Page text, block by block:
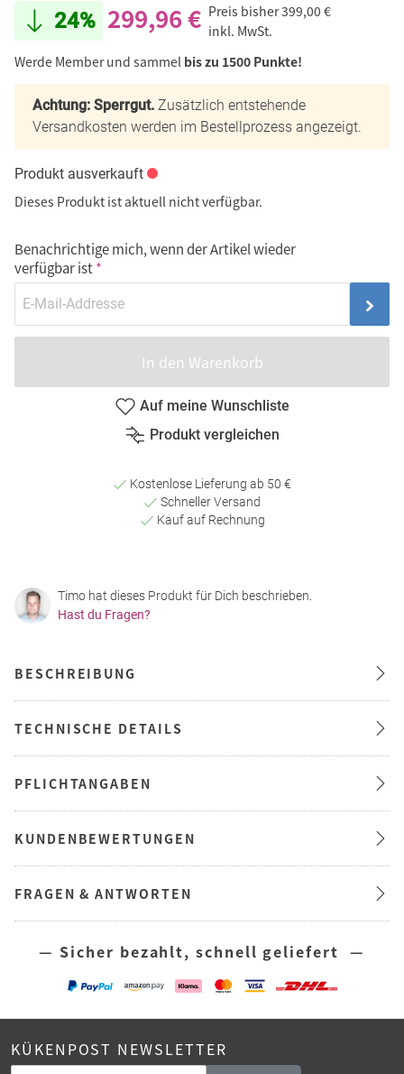
24% 299,96 € Preis bisher399,00 €
inkl. MwSt.
Werde Member und sammel bis zu 1500 Punkte!
Achtung: Sperrgut. Zusätzlich entstehende
Versandkosten werden im Bestellprozess angezeigt.
Produkt ausverkauft
Dieses Produkt ist aktuell nicht verfügbar.
Benachrichtige mich, wenn der Artikel wieder
verfügbar ist
In den Warenkorb
Auf meine Wunschliste
Produkt vergleichen
Kostenlose Lieferung ab 50 €
Schneller Versand
Kauf auf Rechnung
Timo hat dieses Produkt für Dich beschrieben.
Hast du Fragen?
BESCHREIBUNG
TECHNISCHE DETAILS
PFLICHTANGABEN
KUNDENBEWERTUNGEN
FRAGEN & ANTWORTEN
— Sicher bezahlt, schnell geliefert —
KÜKENPOST NEWSLETTER